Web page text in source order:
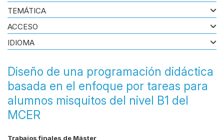
Diseño de una programación didáctica
basada en el enfoque por tareas para
alumnos misquitos del nivel B1 del
MCER
Trabajos finales de Máster
TEMÁTICA
ACCESO
IDIOMA